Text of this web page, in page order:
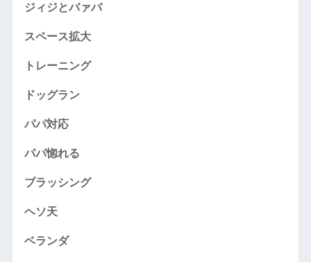
ジィジとバァバ
スペース拡大
トレーニング
ドッグラン
パパ対応
パパ惚れる
ブラッシング
ヘソ天
ベランダ